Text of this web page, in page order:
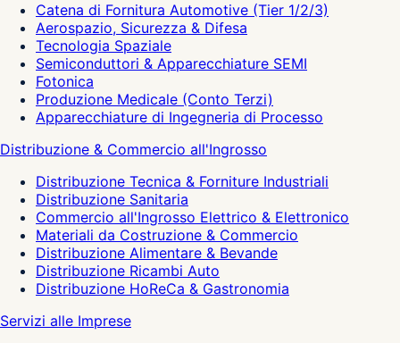
Catena di Fornitura Automotive (Tier 1/2/3)
Aerospazio, Sicurezza & Difesa
Tecnologia Spaziale
Semiconduttori & Apparecchiature SEMI
Fotonica
Produzione Medicale (Conto Terzi)
Apparecchiature di Ingegneria di Processo
Distribuzione & Commercio all'Ingrosso
Distribuzione Tecnica & Forniture Industriali
Distribuzione Sanitaria
Commercio all'Ingrosso Elettrico & Elettronico
Materiali da Costruzione & Commercio
Distribuzione Alimentare & Bevande
Distribuzione Ricambi Auto
Distribuzione HoReCa & Gastronomia
Servizi alle Imprese